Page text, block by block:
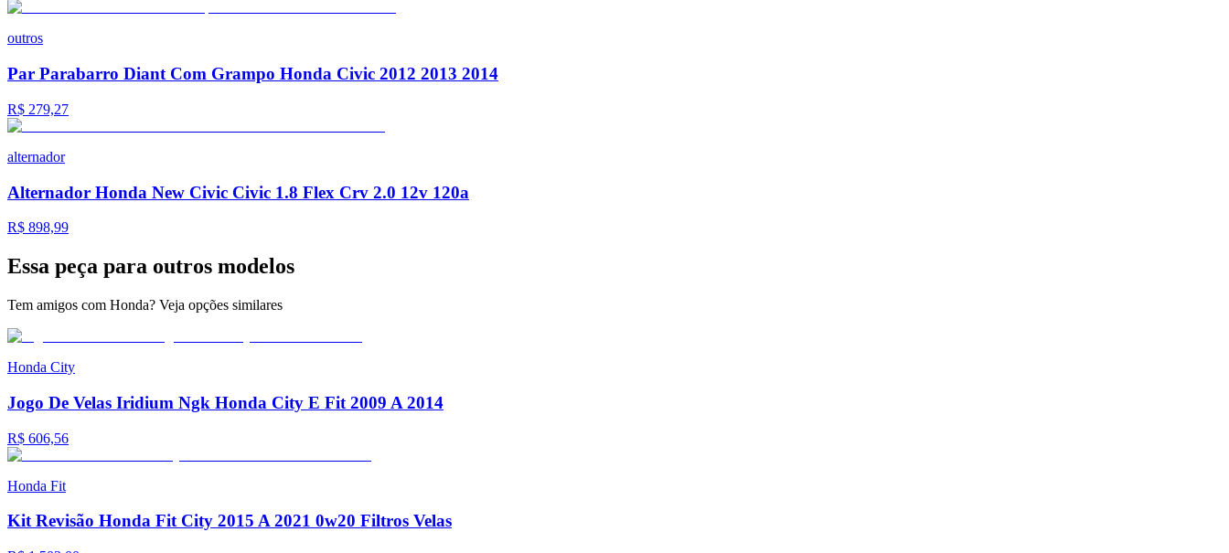
outros
Par Parabarro Diant Com Grampo Honda Civic 2012 2013 2014
R$ 279,27
alternador
Alternador Honda New Civic Civic 1.8 Flex Crv 2.0 12v 120a
R$ 898,99
Essa peça para outros modelos
Tem amigos com Honda? Veja opções similares
Honda City
Jogo De Velas Iridium Ngk Honda City E Fit 2009 A 2014
R$ 606,56
Honda Fit
Kit Revisão Honda Fit City 2015 A 2021 0w20 Filtros Velas